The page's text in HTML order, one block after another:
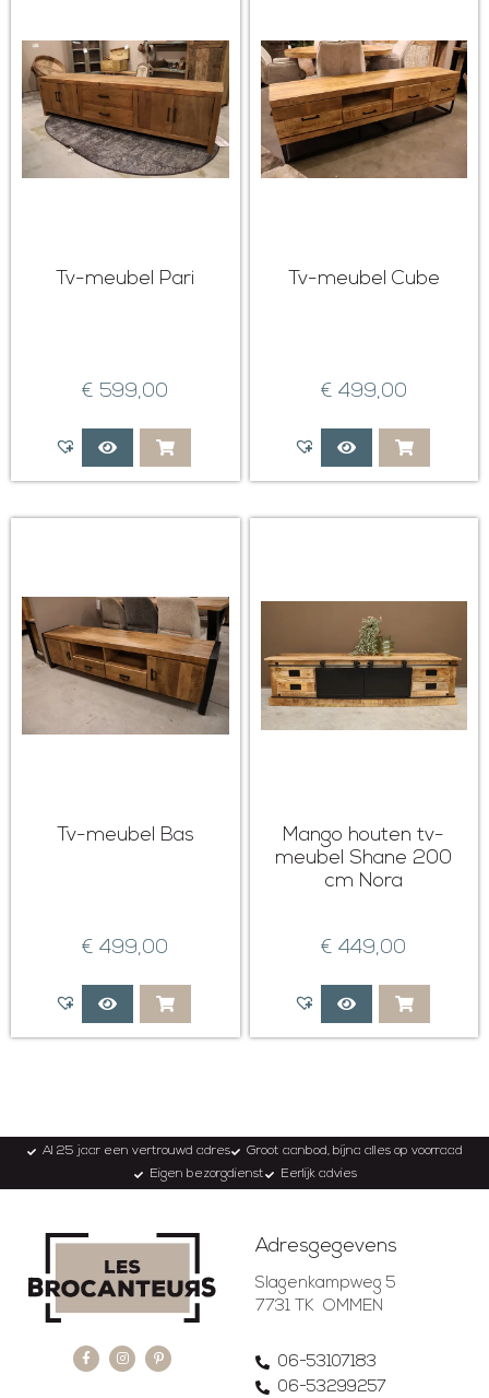
Tv-meubel Pari
€ 599,00
Tv-meubel Cube
€ 499,00
Tv-meubel Bas
€ 499,00
Mango houten tv-
meubel Shane 200
cm Nora
€ 449,00
Al 25 jaar een vertrouwd adres
Groot aanbod, bijna alles op voorraad
Eigen bezorgdienst
Eerlijk advies
Adresgegevens
Slagenkampweg 5
7731 TK OMMEN
06-53107183
06-53299257